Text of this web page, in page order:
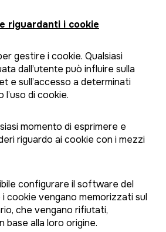
riguardanti i cookie
gestire i cookie. Qualsiasi
dall’utente può influire sulla
e sull’accesso a determinati
di cookie.
momento di esprimere e
riguardo ai cookie con i mezzi
configurare il software del
cookie vengano memorizzati sul
che vengano rifiutati,
base alla loro origine.